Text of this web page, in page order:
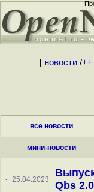
[ новости/
все новости
мини-новости
· 25.04.2023
Qbs 2.0